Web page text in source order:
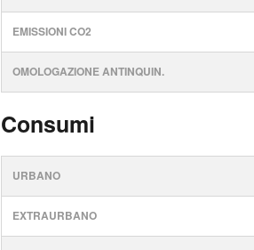
EMISSIONI CO2
OMOLOGAZIONE ANTINQUIN.
Consumi
URBANO
EXTRAURBANO